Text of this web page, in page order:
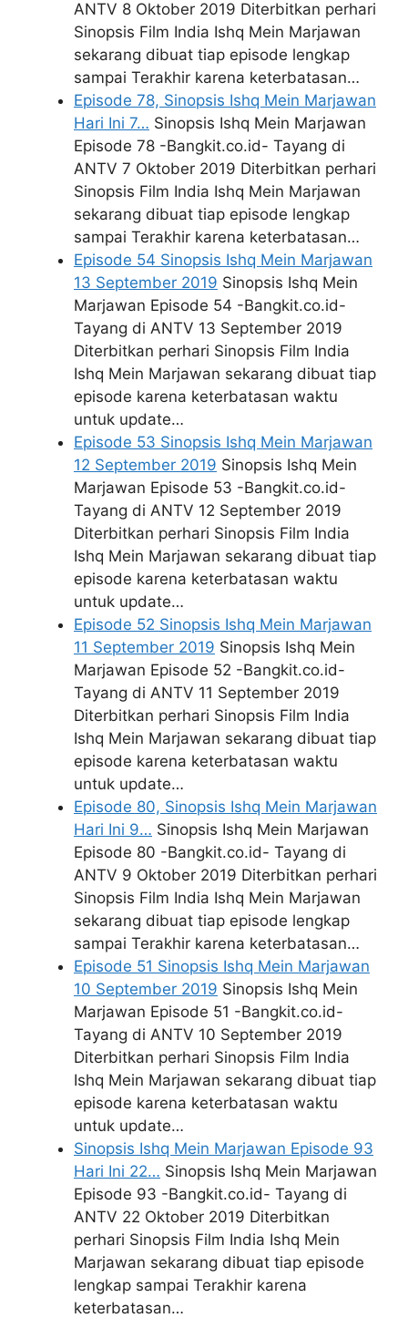
ANTV 8 Oktober 2019 Diterbitkan perhari
Sinopsis Film India Ishq Mein Marjawan
sekarang dibuat tiap episode lengkap
sampai Terakhir karena keterbatasan…
Episode 78, Sinopsis Ishq Mein Marjawan
Hari Ini 7… Sinopsis Ishq Mein Marjawan
Episode 78 -Bangkit.co.id- Tayang di
ANTV 7 Oktober 2019 Diterbitkan perhari
Sinopsis Film India Ishq Mein Marjawan
sekarang dibuat tiap episode lengkap
sampai Terakhir karena keterbatasan…
Episode 54 Sinopsis Ishq Mein Marjawan
13 September 2019 Sinopsis Ishq Mein
Marjawan Episode 54 -Bangkit.co.id-
Tayang di ANTV 13 September 2019
Diterbitkan perhari Sinopsis Film India
Ishq Mein Marjawan sekarang dibuat tiap
episode karena keterbatasan waktu
untuk update…
Episode 53 Sinopsis Ishq Mein Marjawan
12 September 2019 Sinopsis Ishq Mein
Marjawan Episode 53 -Bangkit.co.id-
Tayang di ANTV 12 September 2019
Diterbitkan perhari Sinopsis Film India
Ishq Mein Marjawan sekarang dibuat tiap
episode karena keterbatasan waktu
untuk update…
Episode 52 Sinopsis Ishq Mein Marjawan
11 September 2019 Sinopsis Ishq Mein
Marjawan Episode 52 -Bangkit.co.id-
Tayang di ANTV 11 September 2019
Diterbitkan perhari Sinopsis Film India
Ishq Mein Marjawan sekarang dibuat tiap
episode karena keterbatasan waktu
untuk update…
Episode 80, Sinopsis Ishq Mein Marjawan
Hari Ini 9… Sinopsis Ishq Mein Marjawan
Episode 80 -Bangkit.co.id- Tayang di
ANTV 9 Oktober 2019 Diterbitkan perhari
Sinopsis Film India Ishq Mein Marjawan
sekarang dibuat tiap episode lengkap
sampai Terakhir karena keterbatasan…
Episode 51 Sinopsis Ishq Mein Marjawan
10 September 2019 Sinopsis Ishq Mein
Marjawan Episode 51 -Bangkit.co.id-
Tayang di ANTV 10 September 2019
Diterbitkan perhari Sinopsis Film India
Ishq Mein Marjawan sekarang dibuat tiap
episode karena keterbatasan waktu
untuk update…
Sinopsis Ishq Mein Marjawan Episode 93
Hari Ini 22… Sinopsis Ishq Mein Marjawan
Episode 93 -Bangkit.co.id- Tayang di
ANTV 22 Oktober 2019 Diterbitkan
perhari Sinopsis Film India Ishq Mein
Marjawan sekarang dibuat tiap episode
lengkap sampai Terakhir karena
keterbatasan…